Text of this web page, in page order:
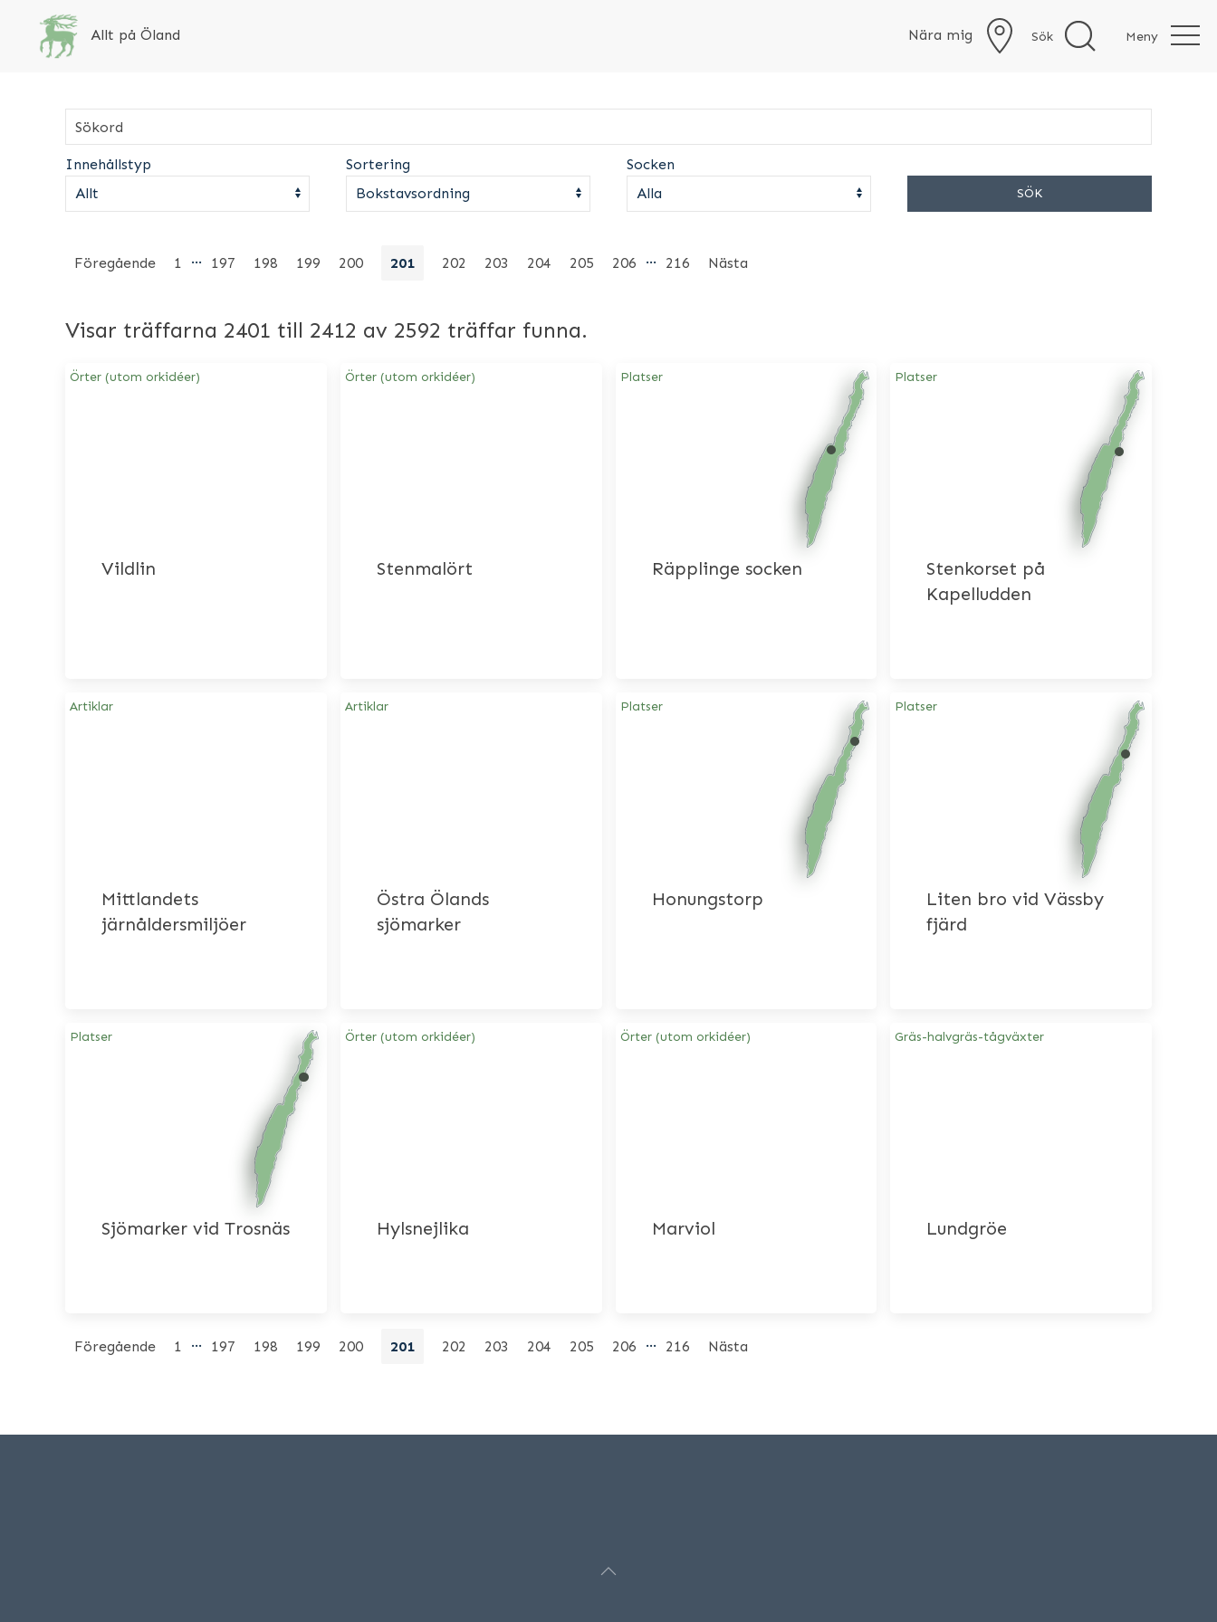
Allt på Öland Nära mig Sök Meny
Innehållstyp Sortering Socken
SÖK
Föregående 1 … 197 198 199 200 201 202 203 204 205 206 … 216 Nästa
Visar träffarna 2401 till 2412 av 2592 träffar funna.
Örter (utom orkidéer)
Vildlin
Örter (utom orkidéer)
Stenmalört
Platser
Räpplinge socken
Platser
Stenkorset på
Kapelludden
Artiklar
Mittlandets
järnåldersmiljöer
Artiklar
Östra Ölands
sjömarker
Platser
Honungstorp
Platser
Liten bro vid Vässby
fjärd
Platser
Sjömarker vid Trosnäs
Örter (utom orkidéer)
Hylsnejlika
Örter (utom orkidéer)
Marviol
Gräs-halvgräs-tågväxter
Lundgröe
Föregående 1 … 197 198 199 200 201 202 203 204 205 206 … 216 Nästa